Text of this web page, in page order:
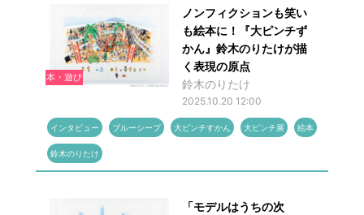
本・遊び
ノンフィクションも笑い
も絵本に！『大ピンチず
かん』鈴木のりたけが描
く表現の原点
鈴木のりたけ
2025.10.20 12:00
インタビュー ブルーシープ 大ピンチすかん 大ピンチ展 絵本
鈴木のりたけ
「モデルはうちの次